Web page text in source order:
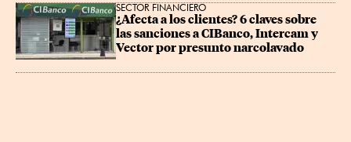
SECTOR FINANCIERO
¿Afecta a los clientes? 6 claves sobre
las sanciones a CIBanco, Intercam y
Vector por presunto narcolavado